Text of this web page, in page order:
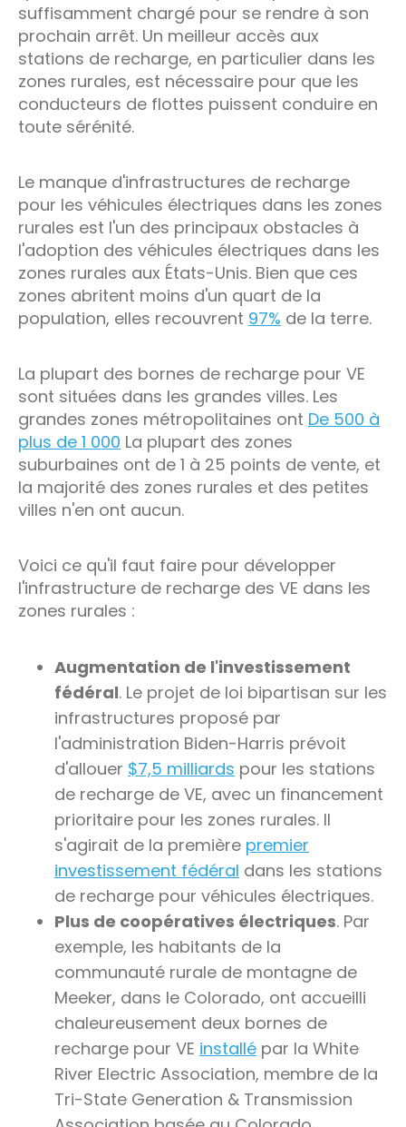
suffisamment chargé pour se rendre à son
prochain arrêt. Un meilleur accès aux
stations de recharge, en particulier dans les
zones rurales, est nécessaire pour que les
conducteurs de flottes puissent conduire en
toute sérénité.
Le manque d'infrastructures de recharge
pour les véhicules électriques dans les zones
rurales est l'un des principaux obstacles à
l'adoption des véhicules électriques dans les
zones rurales aux États-Unis. Bien que ces
zones abritent moins d'un quart de la
population, elles recouvrent 97% de la terre.
La plupart des bornes de recharge pour VE
sont situées dans les grandes villes. Les
grandes zones métropolitaines ont De 500 à
plus de 1 000 La plupart des zones
suburbaines ont de 1 à 25 points de vente, et
la majorité des zones rurales et des petites
villes n'en ont aucun.
Voici ce qu'il faut faire pour développer
l'infrastructure de recharge des VE dans les
zones rurales :
Augmentation de l'investissement
fédéral. Le projet de loi bipartisan sur les
infrastructures proposé par
l'administration Biden-Harris prévoit
d'allouer $7,5 milliards pour les stations
de recharge de VE, avec un financement
prioritaire pour les zones rurales. Il
s'agirait de la première premier
investissement fédéral dans les stations
de recharge pour véhicules électriques.
Plus de coopératives électriques. Par
exemple, les habitants de la
communauté rurale de montagne de
Meeker, dans le Colorado, ont accueilli
chaleureusement deux bornes de
recharge pour VE installé par la White
River Electric Association, membre de la
Tri-State Generation & Transmission